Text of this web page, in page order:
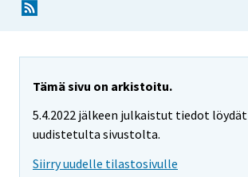
Tämä sivu on arkistoitu.
5.4.2022 jälkeen julkaistut tiedot löydät
uudistetulta sivustolta.
Siirry uudelle tilastosivulle